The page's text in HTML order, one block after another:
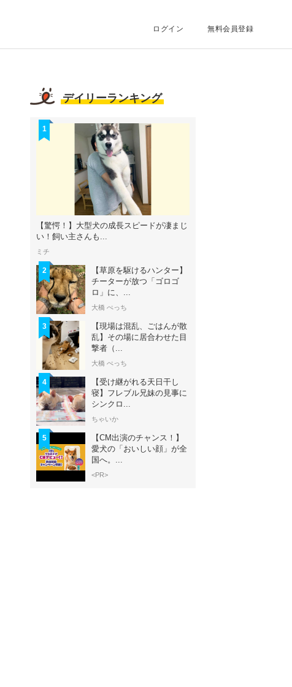
ログイン 無料会員登録
デイリーランキング
1
【驚愕！】大型犬の成長スピードが凄まじ
い！飼い主さんも...
ミチ
2
【草原を駆けるハンター】
チーターが放つ「ゴロゴ
ロ」に、...
大橋 ぺっち
3
【現場は混乱、ごはんが散
乱】その場に居合わせた目
撃者（...
大橋 ぺっち
4
【受け継がれる天日干し
寝】フレブル兄妹の見事に
シンクロ...
ちゃいか
5
【CM出演のチャンス！】
愛犬の「おいしい顔」が全
国へ。...
<PR>